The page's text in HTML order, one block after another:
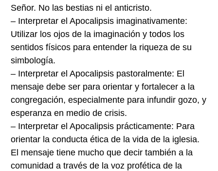
Señor. No las bestias ni el anticristo.
– Interpretar el Apocalipsis imaginativamente:
Utilizar los ojos de la imaginación y todos los
sentidos físicos para entender la riqueza de su
simbología.
– Interpretar el Apocalipsis pastoralmente: El
mensaje debe ser para orientar y fortalecer a la
congregación, especialmente para infundir gozo, y
esperanza en medio de crisis.
– Interpretar el Apocalipsis prácticamente: Para
orientar la conducta ética de la vida de la iglesia.
El mensaje tiene mucho que decir también a la
comunidad a través de la voz profética de la